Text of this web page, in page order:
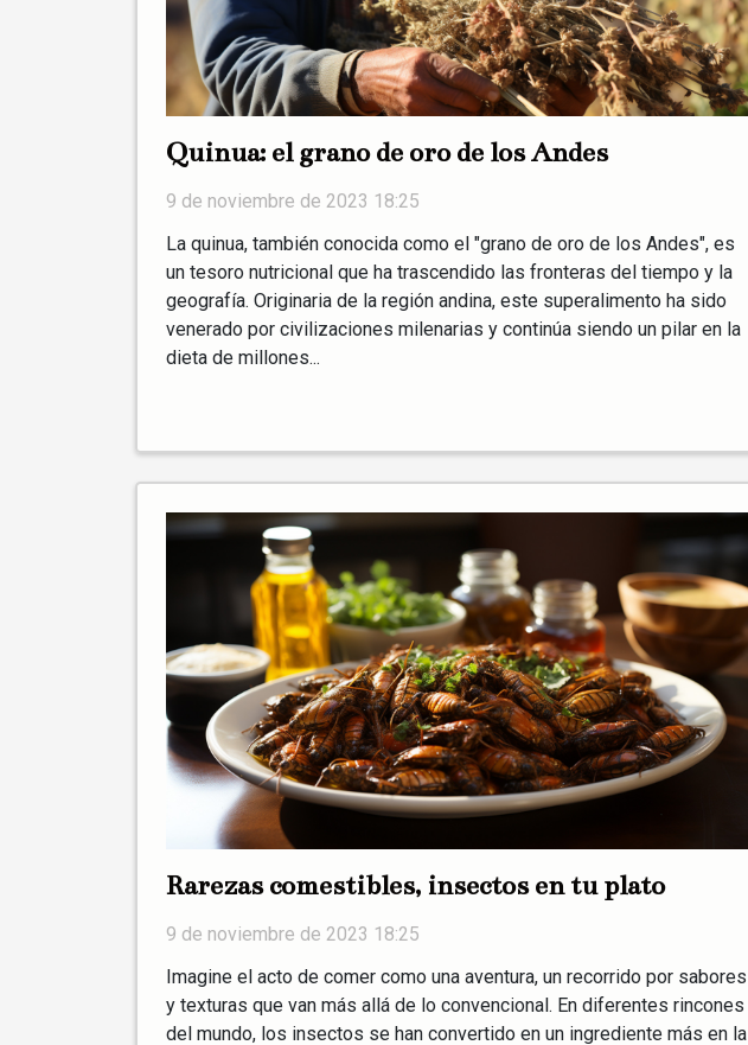
Quinua: el grano de oro de los Andes
9 de noviembre de 2023 18:25
La quinua, también conocida como el "grano de oro de los Andes", es
un tesoro nutricional que ha trascendido las fronteras del tiempo y la
geografía. Originaria de la región andina, este superalimento ha sido
venerado por civilizaciones milenarias y continúa siendo un pilar en la
dieta de millones...
Rarezas comestibles, insectos en tu plato
9 de noviembre de 2023 18:25
Imagine el acto de comer como una aventura, un recorrido por sabores
y texturas que van más allá de lo convencional. En diferentes rincones
del mundo, los insectos se han convertido en un ingrediente más en la